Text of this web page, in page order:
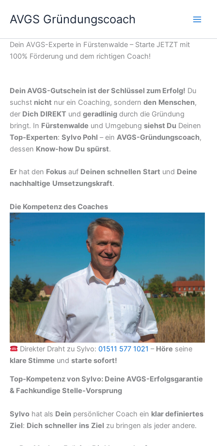
InhaltAVGS Gründungscoach
Dein AVGS-Experte in Fürstenwalde – Starte JETZT mit
100% Förderung und dem richtigen Coach!
Dein AVGS-Gutschein ist der Schlüssel zum Erfolg! Du
suchst nicht nur ein Coaching, sondern den Menschen,
der Dich DIREKT und geradlinig durch die Gründung
bringt. In Fürstenwalde und Umgebung siehst Du Deinen
Top-Experten: Sylvo Pohl – ein AVGS-Gründungscoach,
dessen Know-how Du spürst.
Er hat den Fokus auf Deinen schnellen Start und Deine
nachhaltige Umsetzungskraft.
Die Kompetenz des Coaches
Direkter Draht zu Sylvo: 01511 577 1021 – Höre seine
klare Stimme und starte sofort!
Top-Kompetenz von Sylvo: Deine AVGS-Erfolgsgarantie
& Fachkundige Stelle-Vorsprung
Sylvo hat als Dein persönlicher Coach ein klar definiertes
Ziel: Dich schneller ins Ziel zu bringen als jeder andere.